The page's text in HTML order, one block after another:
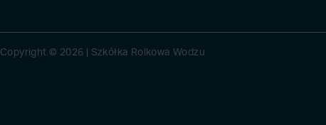
Copyright © 2026 | Szkółka Rolkowa Wodzu